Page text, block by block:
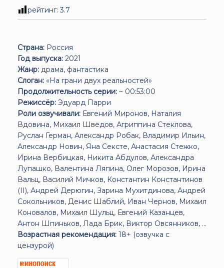
рейтинг:3.7
Страна: Россия
Год выпуска: 2021
Жанр: драма, фантастика
Слоган: «На грани двух реальностей»
Продолжительность серии: ~ 00:53:00
Режиссёр: Эдуард Парри
Роли озвучивали: Евгений Миронов, Наталия
Вдовина, Михаил Шведов, Агриппина Стеклова,
Руслан Герман, Александр Робак, Владимир Ильин,
Александр Новин, Яна Сексте, Анастасия Стежко,
Ирина Вербицкая, Никита Абдулов, Александра
Лупашко, Валентина Ляпина, Олег Морозов, Ирина
Вальц, Василий Мичков, Константин Константинов
(II), Андрей Дерюгин, Зарина Мухитдинова, Андрей
Сокольников, Денис Шаблий, Иван Чернов, Михаил
Коновалов, Михаил Шульц, Евгений Казанцев,
Антон Шпиньков, Лада Брик, Виктор Овсянников, ...
Возрастная рекомендация: 18+ (озвучка с
цензурой)